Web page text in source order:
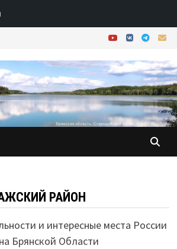
РАЙОН
и интересные места России
Брянской Области